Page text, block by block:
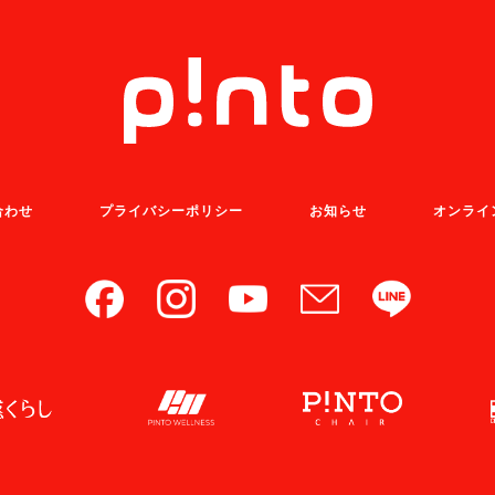
わせ プライバシーポリシー お知らせ オンライ